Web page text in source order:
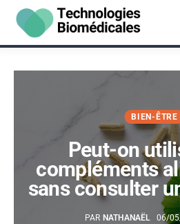
Vie Pratique
Psychologie
Bien-être
BIEN-ÊTRE
Peut-on
compléments
sans consulter
PAR NATHANAËL 06/